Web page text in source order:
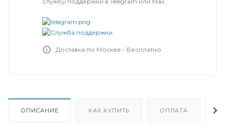
Доставка по Москве - Бесплатно
ОПИСАНИЕ КАК КУПИТЬ ОПЛАТА